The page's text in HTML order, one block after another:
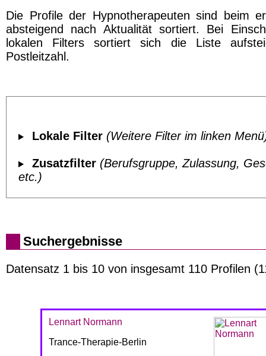
Die Profile der Hypnotherapeuten sind beim
absteigend nach Aktualität sortiert. Bei
lokalen Filters sortiert sich die Liste
Postleitzahl.
Lokale Filter (Weitere Filter im linken
Zusatzfilter (Berufsgruppe, Zulassung,
etc.)
Suchergebnisse
Datensatz 1 bis 10 von insgesamt 110 Profilen
Lennart Normann
Trance-Therapie-Berlin